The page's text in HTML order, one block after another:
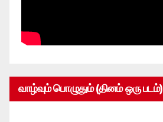
வாழ்வும் பொழுதும் (தினம் ஒரு படம்)